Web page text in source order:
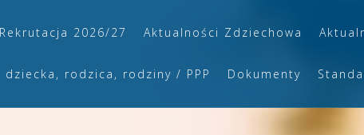
Rekrutacja 2026/27 Aktualności Zdziechowa
dziecka, rodzica, rodziny / PPP Dokumenty